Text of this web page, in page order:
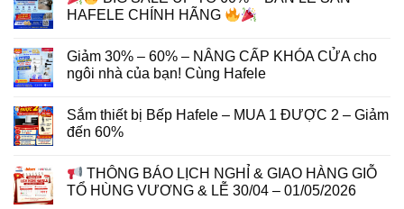
HAFELE CHÍNH HÃNG
Giảm 30% – 60% – NÂNG CẤP KHÓA CỬA cho
ngôi nhà của bạn! Cùng Hafele
Sắm thiết bị Bếp Hafele – MUA 1 ĐƯỢC 2 – Giảm
đến 60%
THÔNG BÁO LỊCH NGHỈ & GIAO HÀNG GIỖ
TỔ HÙNG VƯƠNG & LỄ 30/04 – 01/05/2026